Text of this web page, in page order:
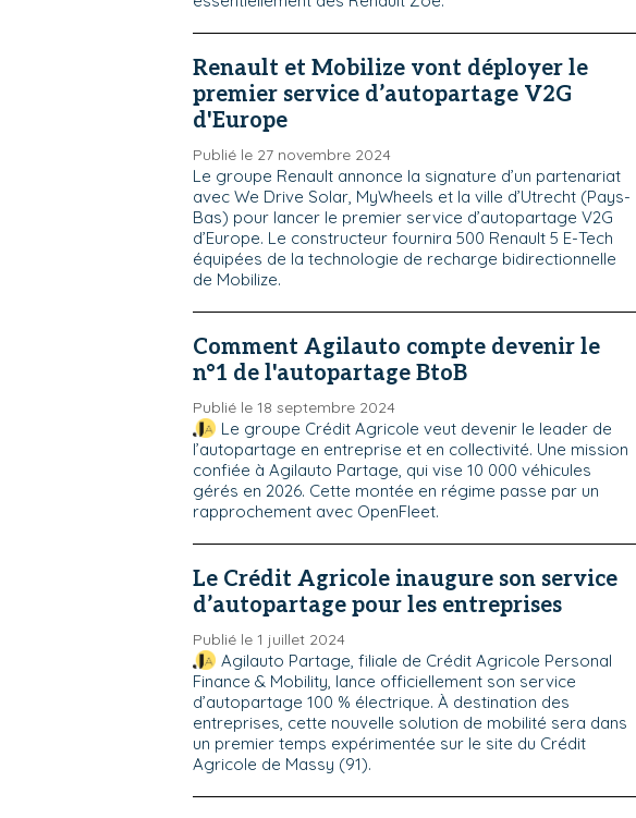
Renault et Mobilize vont déployer le
premier service d’autopartage V2G
d'Europe
Publié le 27 novembre 2024
Le groupe Renault annonce la signature d’un partenariat
avec We Drive Solar, MyWheels et la ville d’Utrecht (Pays-
Bas) pour lancer le premier service d’autopartage V2G
d’Europe. Le constructeur fournira 500 Renault 5 E-Tech
équipées de la technologie de recharge bidirectionnelle
de Mobilize.
Comment Agilauto compte devenir le
n°1 de l'autopartage BtoB
Publié le 18 septembre 2024
Le groupe Crédit Agricole veut devenir le leader de
l’autopartage en entreprise et en collectivité. Une mission
confiée à Agilauto Partage, qui vise 10 000 véhicules
gérés en 2026. Cette montée en régime passe par un
rapprochement avec OpenFleet.
Le Crédit Agricole inaugure son service
d’autopartage pour les entreprises
Publié le 1 juillet 2024
Agilauto Partage, filiale de Crédit Agricole Personal
Finance & Mobility, lance officiellement son service
d’autopartage 100 % électrique. À destination des
entreprises, cette nouvelle solution de mobilité sera dans
un premier temps expérimentée sur le site du Crédit
Agricole de Massy (91).